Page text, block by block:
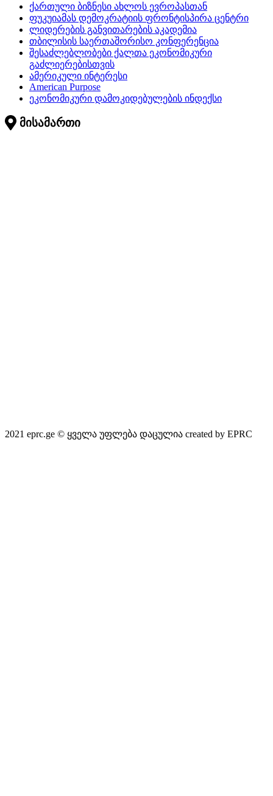
ქართული ბიზნესი ახლოს ევროპასთან
ფუკუიამას დემოკრატიის ფრონტისპირა ცენტრი
ლიდერების განვითარების აკადემია
თბილისის საერთაშორისო კონფერენცია
შესაძლებლობები ქალთა ეკონომიკური
გაძლიერებისთვის
ამერიკული ინტერესი
American Purpose
ეკონომიკური დამოკიდებულების ინდექსი
მისამართი
2021 eprc.ge © ყველა უფლება დაცულია created by EPRC